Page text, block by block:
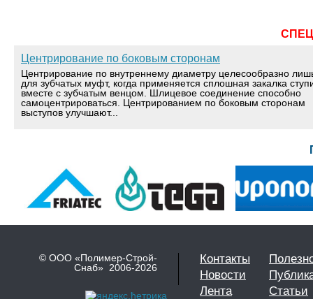
Центрирование по боковым сторонам
Центрирование по внутреннему диаметру целесообразно
для зубчатых муфт, когда применяется сплошная закалка
вместе с зубчатым венцом. Шлицевое соединение способно
самоцентрироваться. Центрированием по боковым сторонам
выступов улучшают...
© ООО «Полимер-Строй-
Снаб» 2006-2026
Контакты
Новости
Лента
Статьи